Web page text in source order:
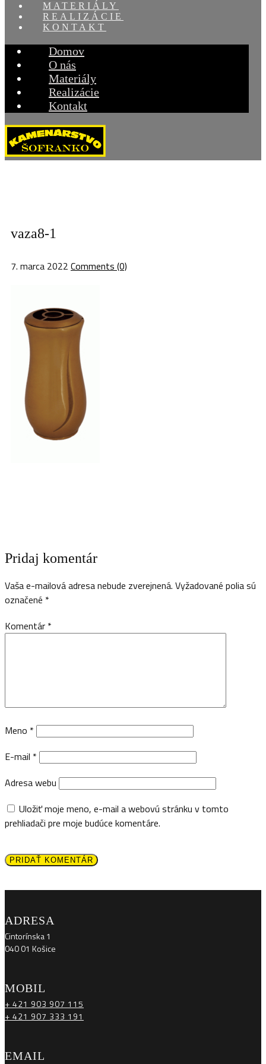
MATERIÁLY
REALIZÁCIE
KONTAKT
Domov
O nás
Materiály
Realizácie
Kontakt
vaza8-1
7. marca 2022 Comments (0)
Pridaj komentár
Vaša e-mailová adresa nebude zverejnená. Vyžadované polia sú
označené *
Komentár *
Meno *
E-mail *
Adresa webu
Uložiť moje meno, e-mail a webovú stránku v tomto
prehliadači pre moje budúce komentáre.
PRIDAŤ KOMENTÁR
ADRESA
Cintorínska 1
040 01 Košice
MOBIL
+ 421 903 907 115
+ 421 907 333 191
EMAIL